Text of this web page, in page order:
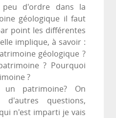
d'ordre dans la
géologique il faut
point les différentes
implique, à savoir :
géologique ?
? Pourquoi
?
un patrimoine? On
questions,
n'est imparti je vais